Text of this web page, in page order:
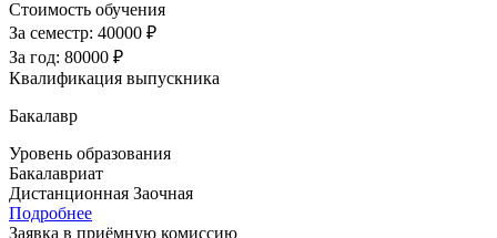
Стоимость обучения
За семестр: 40000 ₽
За год: 80000 ₽
Квалификация выпускника
Бакалавр
Уровень образования
Бакалавриат
Дистанционная Заочная
Подробнее
Заявка в приёмную комиссию